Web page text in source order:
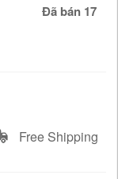
Đã bán 17
Free Shipping